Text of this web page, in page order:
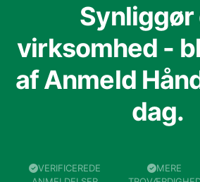
Synliggør
virksomhed -
af Anmeld
dag.
VERIFICEREDE
MERE